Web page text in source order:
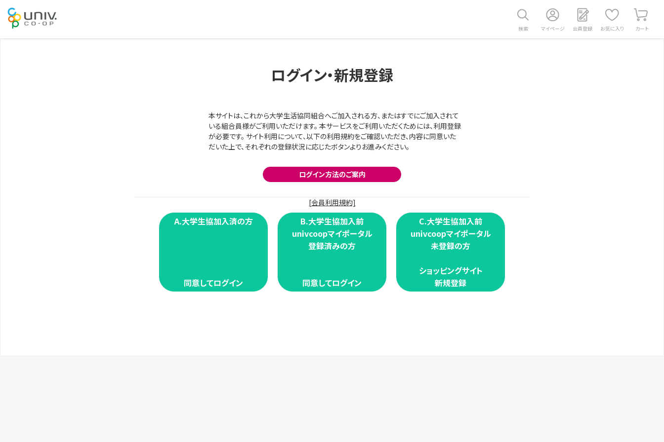
検索 マイページ 会員登録 お気に入り カート
ログイン・新規登録
本サイトは、これから大学生活協同組合へご加入される方、またはすでにご加入されて
いる組合員様がご利用いただけます。 本サービスをご利用いただくためには、利用登録
が必要です。 サイト利用について、以下の利用規約をご確認いただき、内容に同意いた
だいた上で、それぞれの登録状況に応じたボタンよりお進みください。
ログイン方法のご案内
[会員利用規約]
A.大学生協加入済の方
同意してログイン
B.大学生協加入前
univcoopマイポータル
登録済みの方
同意してログイン
C.大学生協加入前
univcoopマイポータル
未登録の方
ショッピングサイト
新規登録